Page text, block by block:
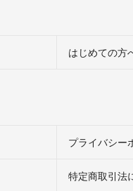
はじめての方
プライバシー
特定商取引法